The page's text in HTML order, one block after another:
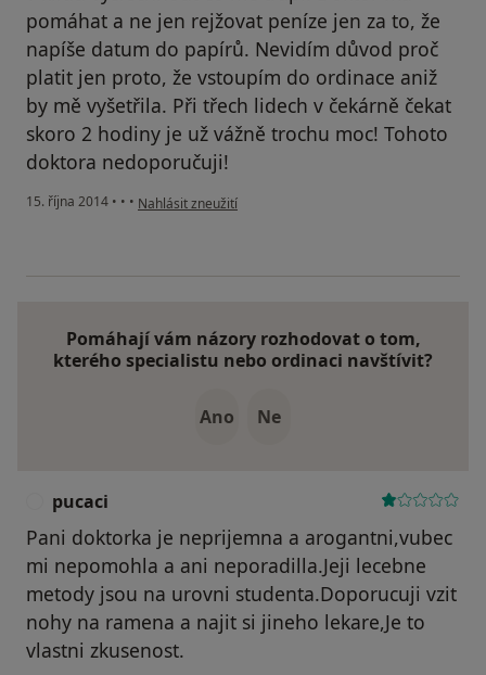
pomáhat a ne jen rejžovat peníze jen za to, že
napíše datum do papírů. Nevidím důvod proč
platit jen proto, že vstoupím do ordinace aniž
by mě vyšetřila. Při třech lidech v čekárně čekat
skoro 2 hodiny je už vážně trochu moc! Tohoto
doktora nedoporučuji!
15. října 2014 • • • podle názoru uživatele Váš účet byl odstraněn
Nahlásit zneužití
Pomáhají vám názory rozhodovat o tom,
kterého specialistu nebo ordinaci navštívit?
Ano Ne
pucaci
Pani doktorka je neprijemna a arogantni,vubec
mi nepomohla a ani neporadilla.Jeji lecebne
metody jsou na urovni studenta.Doporucuji vzit
nohy na ramena a najit si jineho lekare,Je to
vlastni zkusenost.